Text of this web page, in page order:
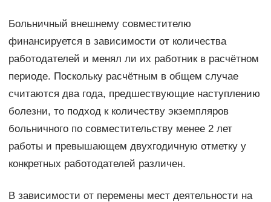
Больничный внешнему совместителю
финансируется в зависимости от количества
работодателей и менял ли их работник в расчётном
периоде. Поскольку расчётным в общем случае
считаются два года, предшествующие наступлению
болезни, то подход к количеству экземпляров
больничного по совместительству менее 2 лет
работы и превышающем двухгодичную отметку у
конкретных работодателей различен.
В зависимости от перемены мест деятельности на